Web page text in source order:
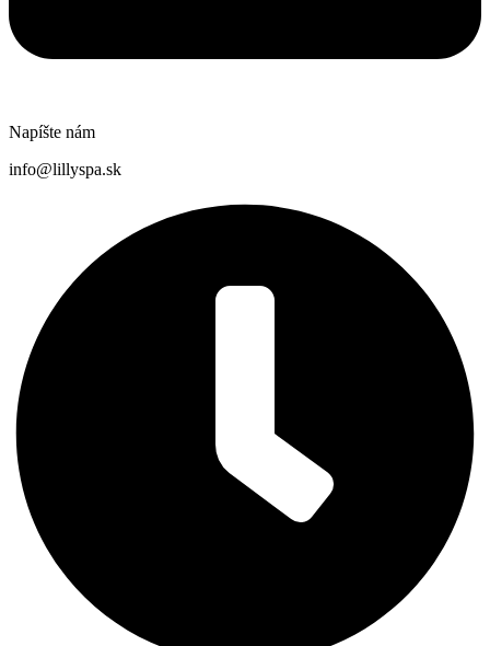
Napíšte nám
info@lillyspa.sk